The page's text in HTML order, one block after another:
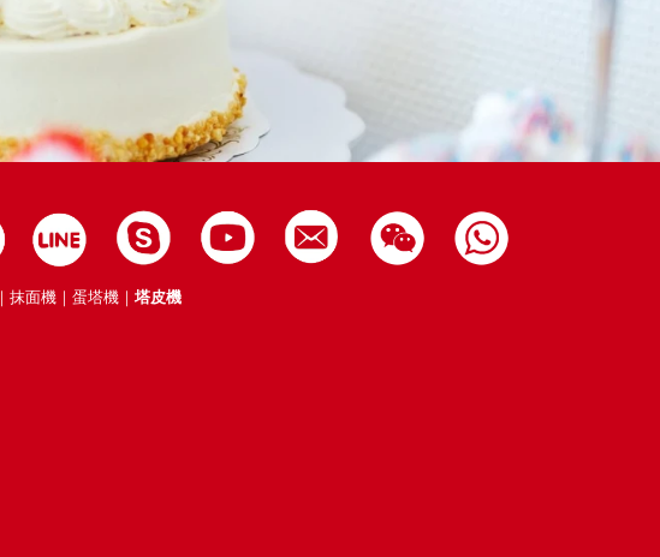
｜抹面機｜蛋塔機｜塔皮機